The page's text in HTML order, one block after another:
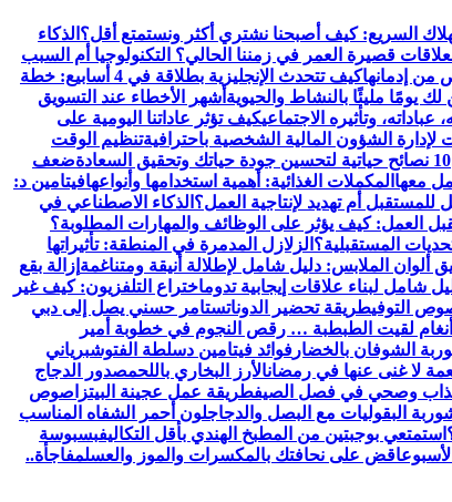
السريع: كيف أصبحنا نشتري أكثر ونستمتع أقل؟ الذكاء
قصيرة العمر في زمننا الحالي؟ التكنولوجيا أم السبب
من إدمانها
كيف تتحدث الإنجليزية بطلاقة في 4 أسابيع: خطة
يومًا مليئًا بالنشاط والحيوية أشهر الأخطاء عند التسويق
وتأثيره الاجتماعيكيف تؤثر عاداتنا اليومية على
تنظيم الوقت
10 نصائح حياتية لتحسين جودة حياتك وتحقيق السعادة
ضعف
معها المكملات الغذائية: أهمية استخدامها وأنواعهافيتامين د:
أم تهديد لإنتاجية العمل؟ الذكاء الاصطناعي في
العمل: كيف يؤثر على الوظائف والمهارات المطلوبة؟
المستقبلية؟ الزلازل المدمرة في المنطقة: تأثيراتها
ألوان الملابس: دليل شامل لإطلالة أنيقة ومتناغمة إزالة بقع
شامل لبناء علاقات إيجابية تدوماختراع التلفزيون: كيف غير
التوفيطريقة تحضير الدوناتستامر حسني يصل إلى دبي
لقيت الطبطبة … رقص النجوم في خطوبة أمير
الشوفان بالخضار فوائد فيتامين دسلطة الفتوشبرياني
لا غنى عنها في رمضانالأرز البخاري باللحمصدور الدجاج
وصحي في فصل الصيفطريقة عمل عجينة البيتزا صوص
البقوليات مع البصل والدجاجلون أحمر الشفاه المناسب
استمتعي بوجبتين من المطبخ الهندي بأقل التكاليفبسبوسة
اقض على نحافتك بالمكسرات والموز والعسلمفاجأة..